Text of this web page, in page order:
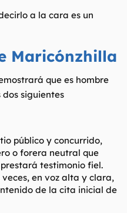
a la cara es un
Maricónzhilla
que es hombre
siguientes
público y concurrido,
o forera neutral que
testimonio fiel.
en voz alta y clara,
de la cita inicial de